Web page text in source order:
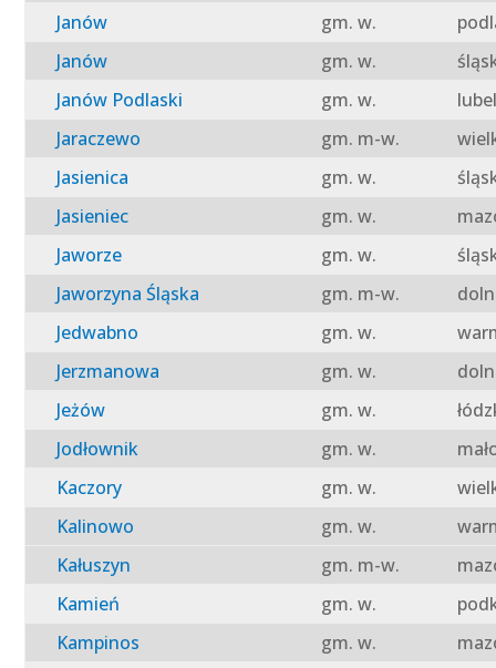
Janów gm. w.
Janów
gm. w.
Janów Podlaski
gm. w.
Jaraczewo
gm. m-w.
Jasienica
gm. w.
Jasieniec
gm. w.
Jaworze
gm. w.
Jaworzyna Śląska
gm. m-w.
Jedwabno
gm. w.
Jerzmanowa
gm. w.
Jeżów
gm. w.
Jodłownik
gm. w.
Kaczory
gm. w.
Kalinowo
gm. w.
Kałuszyn
gm. m-w.
Kamień
gm. w.
Kampinos
gm. w.